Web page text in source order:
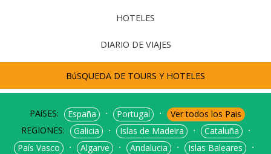
HOTELES
DIARIO DE VIAJES
BúSQUEDA DE TOURS Y HOTELES
PAíSES: España ⋅ Portugal ⋅
Ver todos los Pais
REGIONES:
Galicia ⋅ Islas de Madeira ⋅ Cataluña
⋅
País Vasco
⋅ Algarve ⋅ Andalucia ⋅ Islas Baleares
⋅